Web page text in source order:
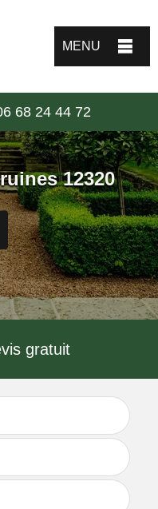
MENU
68 24 44 72
12320
gratuit